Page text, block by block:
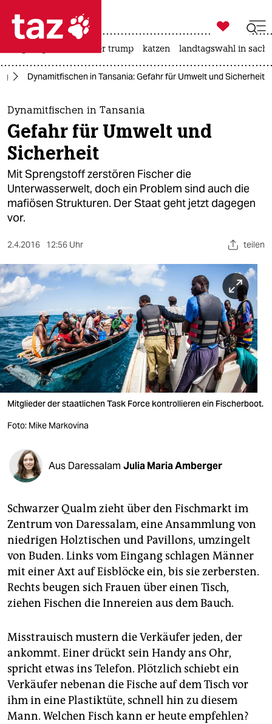
 taz zahl ich
taz zahl ich
themen
politik
öko
gesellschaft
kultur
sport
berlin
nord
wahrheit
verlag
verlag
veranstaltungen
shop
fragen & hilfe
unterstützen
genossenschaft
epaper login

taz zahl ich
usa unter trump katzen landtagswahl in
Dynamitfischen in Tansania: Gefahr für Umwelt und Sicherheit
Dynamitfischen in Tansania
Gefahr für Umwelt und
Sicherheit
Mit Sprengstoff zerstören Fischer die
Unterwasserwelt, doch ein Problem sind auch die
mafiösen Strukturen. Der Staat geht jetzt dagegen
vor.
2.4.2016 12:56 Uhr teilen
Mitglieder der staatlichen Task Force kontrollieren ein Fischerboot.
Foto: Mike Markovina
Aus Daressalam Julia Maria Amberger
Schwarzer Qualm zieht über den Fischmarkt im
Zentrum von Daressalam, eine Ansammlung von
niedrigen Holztischen und Pavillons, umzingelt
von Buden. Links vom Eingang schlagen Männer
mit einer Axt auf Eisblöcke ein, bis sie zerbersten.
Rechts beugen sich Frauen über einen Tisch,
ziehen Fischen die Innereien aus dem Bauch.
Misstrauisch mustern die Verkäufer jeden, der
ankommt. Einer drückt sein Handy ans Ohr,
spricht etwas ins Telefon. Plötzlich schiebt ein
Verkäufer nebenan die Fische auf dem Tisch vor
ihm in eine Plastiktüte, schnell hin zu diesem
Mann. Welchen Fisch kann er heute empfehlen?